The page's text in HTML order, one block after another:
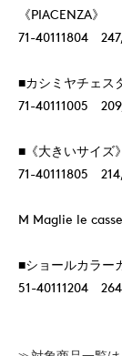
《PIACENZA》
71-40111804
■カシミヤチェス
71-40111005
■《大きいサイズ
71-40111805
M Maglie le
■ショールカラー
51-40111204